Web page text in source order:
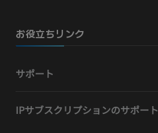
お役立ちリンク
サポート
IPサブスクリプションのサポート